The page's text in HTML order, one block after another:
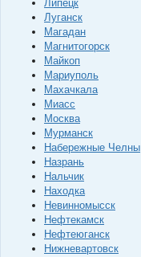
Липецк
Луганск
Магадан
Магнитогорск
Майкоп
Мариуполь
Махачкала
Миасс
Москва
Мурманск
Набережные Челны
Назрань
Нальчик
Находка
Невинномысск
Нефтекамск
Нефтеюганск
Нижневартовск